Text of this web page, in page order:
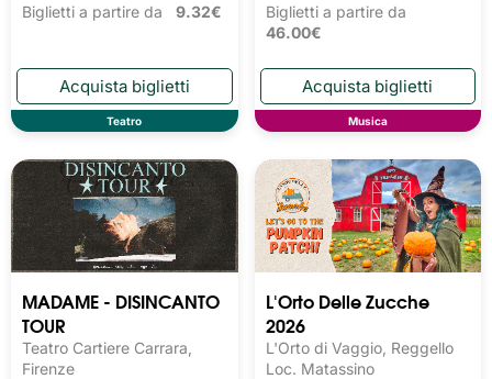
Biglietti a partire da 9.32€
Teatro
Biglietti a partire da
46.00€
Musica
MADAME - DISINCANTO
TOUR
Teatro Cartiere Carrara,
Firenze
L'Orto Delle Zucche
2026
L'Orto di Vaggio, Reggello
Loc. Matassino